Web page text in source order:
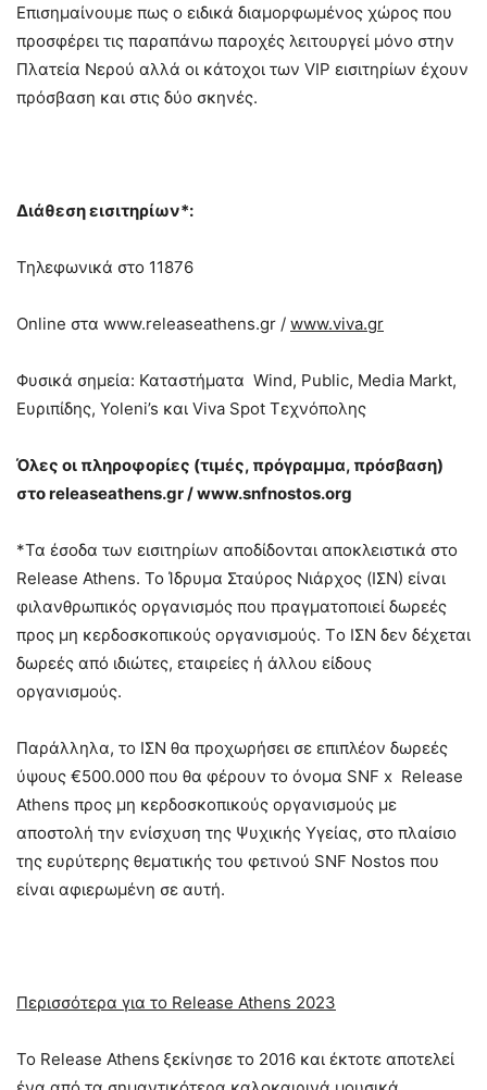
Επισημαίνουμε πως ο ειδικά διαμορφωμένος χώρος που
προσφέρει τις παραπάνω παροχές λειτουργεί μόνο στην
Πλατεία Νερού αλλά οι κάτοχοι των VIP εισιτηρίων έχουν
πρόσβαση και στις δύο σκηνές.
Διάθεση εισιτηρίων*:
Τηλεφωνικά στο 11876
Online στα www.releaseathens.gr / www.viva.gr
Φυσικά σημεία: Καταστήματα Wind, Public, Media Markt,
Ευριπίδης, Yoleni’s και Viva Spot Τεχνόπολης
Όλες οι πληροφορίες (τιμές, πρόγραμμα, πρόσβαση)
στο releaseathens.gr /www.snfnostos.org
*Τα έσοδα των εισιτηρίων αποδίδονται αποκλειστικά στο
Release Athens. Το Ίδρυμα Σταύρος Νιάρχος (ΙΣΝ) είναι
φιλανθρωπικός οργανισμός που πραγματοποιεί δωρεές
προς μη κερδοσκοπικούς οργανισμούς. Tο ΙΣΝ δεν δέχεται
δωρεές από ιδιώτες, εταιρείες ή άλλου είδους
οργανισμούς.
Παράλληλα, το ΙΣΝ θα προχωρήσει σε επιπλέον δωρεές
ύψους €500.000 που θα φέρουν το όνομα SNF x Release
Athens προς μη κερδοσκοπικούς οργανισμούς με
αποστολή την ενίσχυση της Ψυχικής Υγείας, στο πλαίσιο
της ευρύτερης θεματικής του φετινού SNF Nostos που
είναι αφιερωμένη σε αυτή.
Περισσότερα για το Release Athens 2023
Το Release Athens ξεκίνησε το 2016 και έκτοτε αποτελεί